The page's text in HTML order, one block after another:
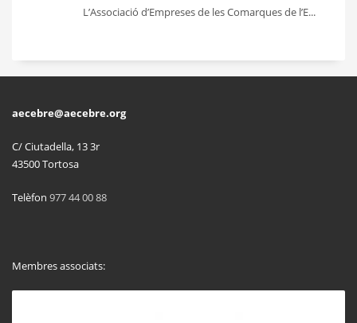
L’Associació d’Empreses de les Comarques de l’E...
aecebre@aecebre.org
C/ Ciutadella, 13 3r
43500 Tortosa
Telèfon 977 44 00 88
Membres associats: